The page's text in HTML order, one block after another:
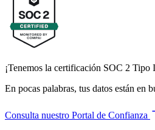
¡Tenemos la certificación SOC 2 Tipo
En pocas palabras, tus datos están en
Consulta nuestro Portal de Confianza